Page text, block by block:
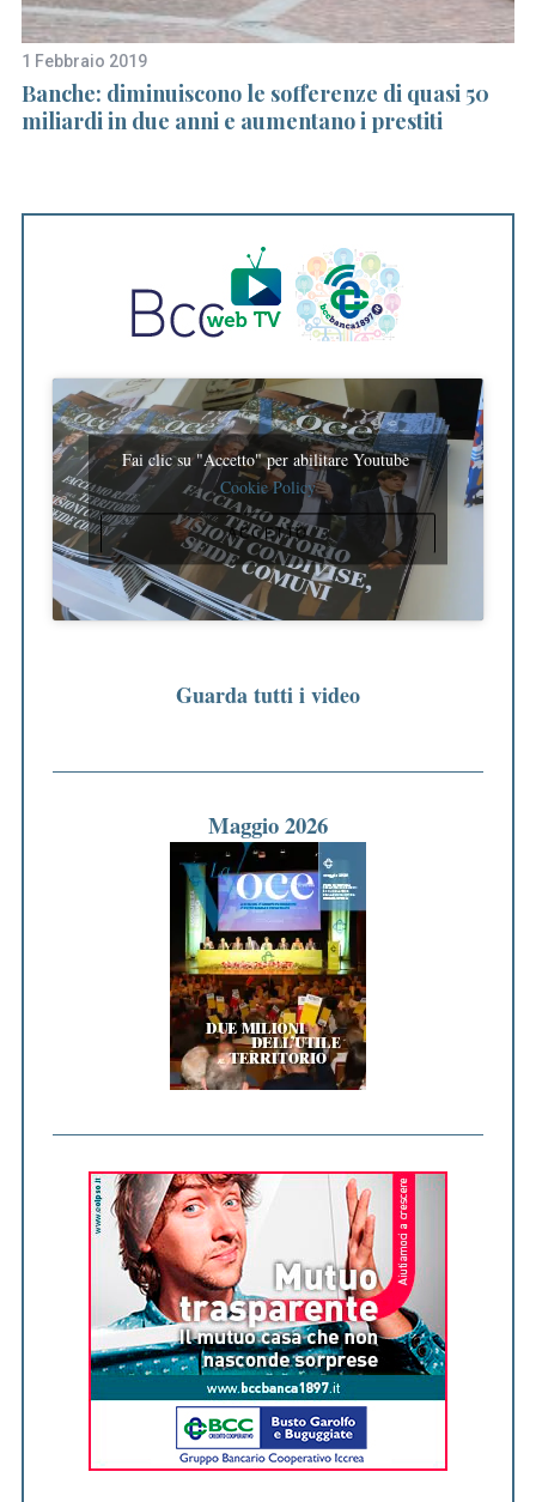
1 Febbraio 2019
Banche: diminuiscono le sofferenze di quasi 50
miliardi in due anni e aumentano i prestiti
Fai clic su "Accetto" per abilitare Youtube
Cookie Policy
ACCETTO
Guarda tutti i video
Maggio 2026